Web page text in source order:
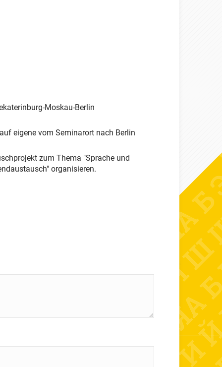
Moskau-Berlin
eigene vom Seminarort nach Berlin
zum Thema "Sprache und
organisieren.